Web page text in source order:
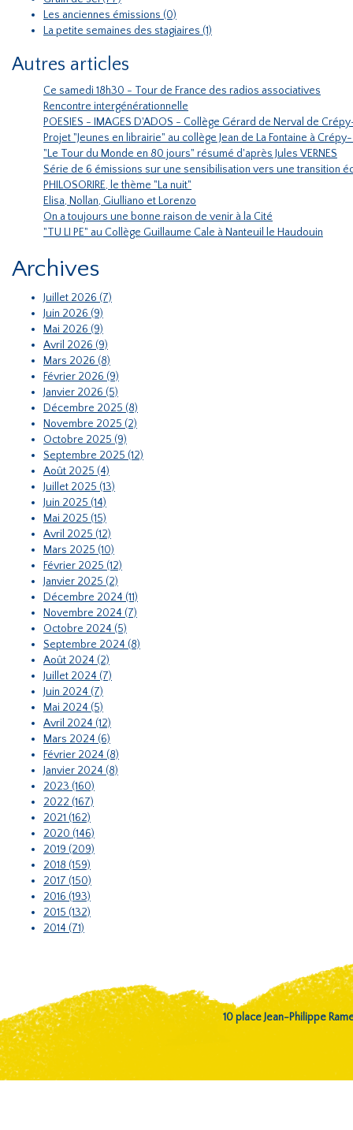
Les anciennes émissions (0)
La petite semaines des stagiaires (1)
Autres articles
Ce samedi 18h30 - Tour de France des radios associatives
Rencontre intergénérationnelle
POESIES - IMAGES D'ADOS - Collège Gérard de Nerval de
Projet "Jeunes en librairie" au collège Jean de La Fontaine à
"Le Tour du Monde en 80 jours" résumé d'après Jules VERNES
Série de 6 émissions sur une sensibilisation vers une transition
PHILOSORIRE, le thème "La nuit"
Elisa, Nollan, Giulliano et Lorenzo
On a toujours une bonne raison de venir à la Cité
"TU LI PE" au Collège Guillaume Cale à Nanteuil le Haudouin
Archives
Juillet 2026 (7)
Juin 2026 (9)
Mai 2026 (9)
Avril 2026 (9)
Mars 2026 (8)
Février 2026 (9)
Janvier 2026 (5)
Décembre 2025 (8)
Novembre 2025 (2)
Octobre 2025 (9)
Septembre 2025 (12)
Août 2025 (4)
Juillet 2025 (13)
Juin 2025 (14)
Mai 2025 (15)
Avril 2025 (12)
Mars 2025 (10)
Février 2025 (12)
Janvier 2025 (2)
Décembre 2024 (11)
Novembre 2024 (7)
Octobre 2024 (5)
Septembre 2024 (8)
Août 2024 (2)
Juillet 2024 (7)
Juin 2024 (7)
Mai 2024 (5)
Avril 2024 (12)
Mars 2024 (6)
Février 2024 (8)
Janvier 2024 (8)
2023 (160)
2022 (167)
2021 (162)
2020 (146)
2019 (209)
2018 (159)
2017 (150)
2016 (193)
2015 (132)
2014 (71)
10 place Jean-Philippe